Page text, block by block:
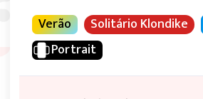
Verão Solitário Klondike
Portrait